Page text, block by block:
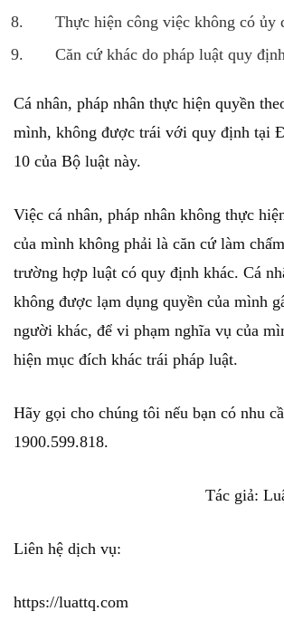
Thực hiện công việc không có ủy
Căn cứ khác do pháp luật quy
Cá nhân, pháp nhân thực hiện quyền
mình, không được trái với quy định tại
10 của Bộ luật này.
Việc cá nhân, pháp nhân không thực
của mình không phải là căn cứ làm
trường hợp luật có quy định khác. Cá
không được lạm dụng quyền của mình
người khác, để vi phạm nghĩa vụ của
hiện mục đích khác trái pháp luật.
Hãy gọi cho chúng tôi nếu bạn có nhu
1900.599.818.
Tác giả:
Liên hệ dịch vụ:
https://luattq.com